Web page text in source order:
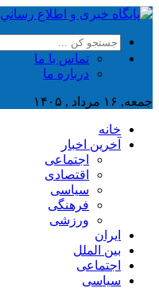
تماس با ما
درباره ما
جمعه, ۱۶ مرداد , ۱۴۰۵
خانه
آخرین اخبار
اجتماعی
اقتصادی
سیاسی
فرهنگی
ورزشی
ایران
بین الملل
اجتماعی
سیاسی